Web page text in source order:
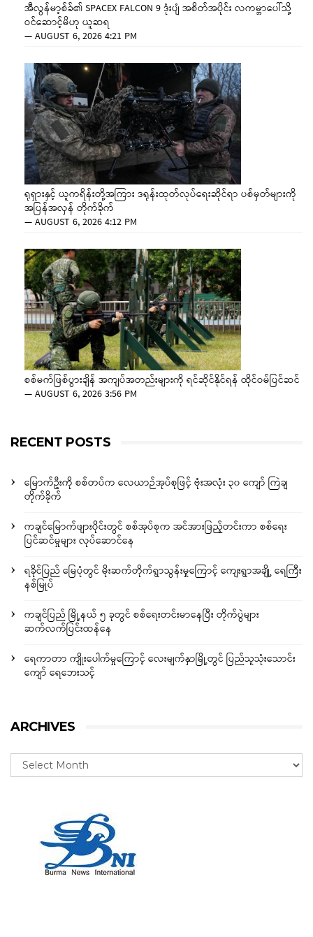
အီလွန်မာ့စ်ခ်၏ SPACEX FALCON 9 ဒုံးပျံ အစိတ်အပိုင်း လကမ္ဘာပေါ်သို့
ဝင်ဆောင့်မိဟု ယူဆရ
—AUGUST 6, 2026 4:21 PM
ရုရှားနှင့် ယူကရိန်းတို့အကြား ဒရုန်းထုတ်လုပ်ရေးဆိုင်ရာ ပစ်မှတ်များကို
အပြန်အလှန် တိုက်ခိုက်
—AUGUST 6, 2026 4:12 PM
စစ်မက်ဖြစ်ပွားချိန် အကျပ်အတည်းများကို ရင်ဆိုင်နိုင်ရန် ထိုင်ဝမ်ပြင်ဆင်
—AUGUST 6, 2026 3:56 PM
RECENT POSTS
မြောက်ဦးကို စစ်တပ်က လေယာဉ်အုပ်စုဖြင့် ဗုံးအလုံး ၃၀ ကျော် ကြဲချ
တိုက်ခိုက်
ကချင်မြောက်ဖျားပိုင်းတွင် စစ်အုပ်စုက အင်အားဖြည့်တင်းကာ စစ်ရေး
ပြင်ဆင်မှုများ လုပ်ဆောင်နေ
ရခိုင်ပြည် မြေပုံတွင် မိုးဆက်တိုက်ရွာသွန်းမှုကြောင့် ကျေးရွာအချို့ ရေကြီး
နစ်မြုပ်
ကချင်ပြည် မြို့နယ် ၅ ခုတွင် စစ်ရေးတင်းမာနေပြီး တိုက်ပွဲများ
ဆက်လက်ပြင်းထန်နေ
ရေကာတာ ကျိုးပေါက်မှုကြောင့် လေးမျက်နှာမြို့တွင် ပြည်သူသုံးသောင်း
ကျော် ရေဘေးသင့်
ARCHIVES